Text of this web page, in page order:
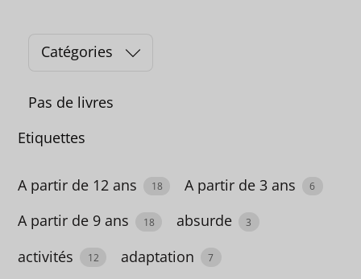
t
é
o
i
e
Catégories
Pas de livres
Etiquettes
A partir de 12 ans 18 A partir de 3 ans 6
A partir de 9 ans 18 absurde 3
activités 12 adaptation 7